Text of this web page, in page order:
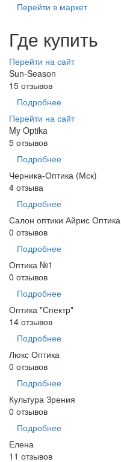
Перейти в маркет
Где купить
Перейти на сайт
Sun-Season
15 отзывов
Подробнее
Перейти на сайт
My Optika
5 отзывов
Подробнее
Черника-Оптика (Мск)
4 отзыва
Подробнее
Салон оптики Айрис Оптика
0 отзывов
Подробнее
Оптика №1
0 отзывов
Подробнее
Оптика "Спектр"
14 отзывов
Подробнее
Люкс Оптика
0 отзывов
Подробнее
Культура Зрения
0 отзывов
Подробнее
Елена
11 отзывов